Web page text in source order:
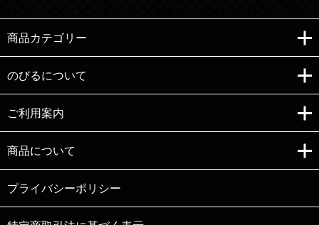
商品カテゴリー
のびるについて
ご利用案内
商品について
プライバシーポリシー
Copyright (C)e-nobiru All right reserved.